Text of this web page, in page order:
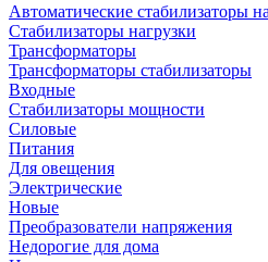
Автоматические стабилизаторы
Стабилизаторы нагрузки
Трансформаторы
Трансформаторы стабилизаторы
Входные
Стабилизаторы мощности
Силовые
Питания
Для овещения
Электрические
Новые
Преобразователи напряжения
Недорогие для дома